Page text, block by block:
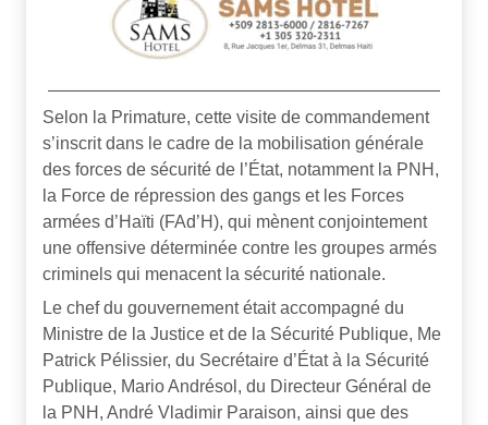
Selon la Primature, cette visite de commandement
s’inscrit dans le cadre de la mobilisation générale
des forces de sécurité de l’État, notamment la PNH,
la Force de répression des gangs et les Forces
armées d’Haïti (FAd’H), qui mènent conjointement
une offensive déterminée contre les groupes armés
criminels qui menacent la sécurité nationale.
Le chef du gouvernement était accompagné du
Ministre de la Justice et de la Sécurité Publique, Me
Patrick Pélissier, du Secrétaire d’État à la Sécurité
Publique, Mario Andrésol, du Directeur Général de
la PNH, André Vladimir Paraison, ainsi que des